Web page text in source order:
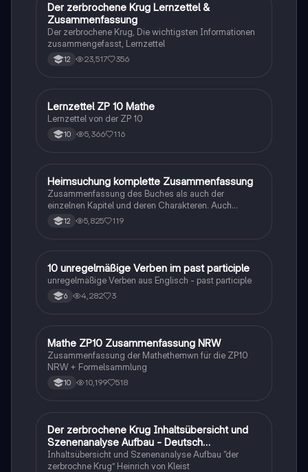
Deutsch
Der zerbrochene Krug Lernzettel &
Zusammenfassung
Der zerbrochene Krug, Die wichtigsten Informationen
zusammengefasst, Lernzettel
12 23,517 356
Mathe
Lernzettel ZP 10 Mathe
Lernzettel von der ZP 10
10 5,366 116
Deutsch
Heimsuchung komplette Zusammenfassung
Zusammenfassung des Buches als auch der
einzelnen Kapitel und deren Charakteren. Auch
tabellarisch. Im Unterricht ohne KI erstellt
12 5,825 119
1 Englisch
10 unregelmäßige Verben im past participle
unregelmäßige Verben aus Englisch - past participle
6 4,282 3
Mathe
Mathe ZP10 Zusammenfassung NRW
Zusammenfassung der Mathethemwn für die ZP10
NRW + Formelsammlung
10 10,199 518
Deutsch
Der zerbrochene Krug Inhaltsübersicht und
Szenenanalyse Aufbau - Deutsch
Q1/Q2/Abitur
Inhaltsübersicht und Szenenanalyse Aufbau “der
zerbrochne Krug” Heinrich von Kleist